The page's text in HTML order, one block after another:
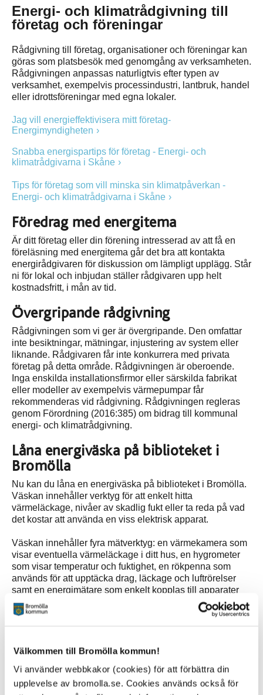
Välkommen till Bromölla kommun!
Vi använder webbkakor (cookies) för att förbättra din
upplevelse av bromolla.se. Cookies används också för
Energi- och klimatrådgivning till
företag och föreningar
Rådgivning till företag, organisationer och föreningar kan
göras som platsbesök med genomgång av verksamheten.
Rådgivningen anpassas naturligtvis efter typen av
verksamhet, exempelvis processindustri, lantbruk, handel
eller idrottsföreningar med egna lokaler.
Jag vill energieffektivisera mitt företag-
Energimyndigheten
Snabba energispartips för företag - Energi- och
klimatrådgivarna i Skåne
Tips för företag som vill minska sin klimatpåverkan -
Energi- och klimatrådgivarna i Skåne
Föredrag med energitema
Är ditt företag eller din förening intresserad av att få en
föreläsning med energitema går det bra att kontakta
energirådgivaren för diskussion om lämpligt upplägg. Står
ni för lokal och inbjudan ställer rådgivaren upp helt
kostnadsfritt, i mån av tid.
Övergripande rådgivning
Rådgivningen som vi ger är övergripande. Den omfattar
inte besiktningar, mätningar, injustering av system eller
liknande. Rådgivaren får inte konkurrera med privata
företag på detta område. Rådgivningen är oberoende.
Inga enskilda installationsfirmor eller särskilda fabrikat
eller modeller av exempelvis värmepumpar får
rekommenderas vid rådgivning. Rådgivningen regleras
genom Förordning (2016:385) om bidrag till kommunal
energi- och klimatrådgivning.
Låna energiväska på biblioteket i
Bromölla
Nu kan du låna en energiväska på biblioteket i Bromölla.
Väskan innehåller verktyg för att enkelt hitta
värmeläckage, nivåer av skadlig fukt eller ta reda på vad
det kostar att använda en viss elektrisk apparat.
Väskan innehåller fyra mätverktyg: en värmekamera som
visar eventuella värmeläckage i ditt hus, en hygrometer
som visar temperatur och fuktighet, en rökpenna som
används för att upptäcka drag, läckage och luftrörelser
samt en energimätare som enkelt kopplas till apparater
för att mäta energiförbrukning. Med mätverktygen i väskan
följer även en enkel manual.
Energispartips och energismarta tips
Energimyndigheten, Energikontor Sydost, kommuner,
bostadsföretag och organisationer har tillsammans